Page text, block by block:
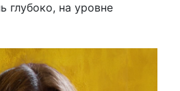
глубоко, на уровне